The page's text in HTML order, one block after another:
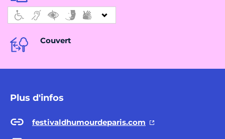
Couvert
Plus d'infos
festivaldhumourdeparis.com